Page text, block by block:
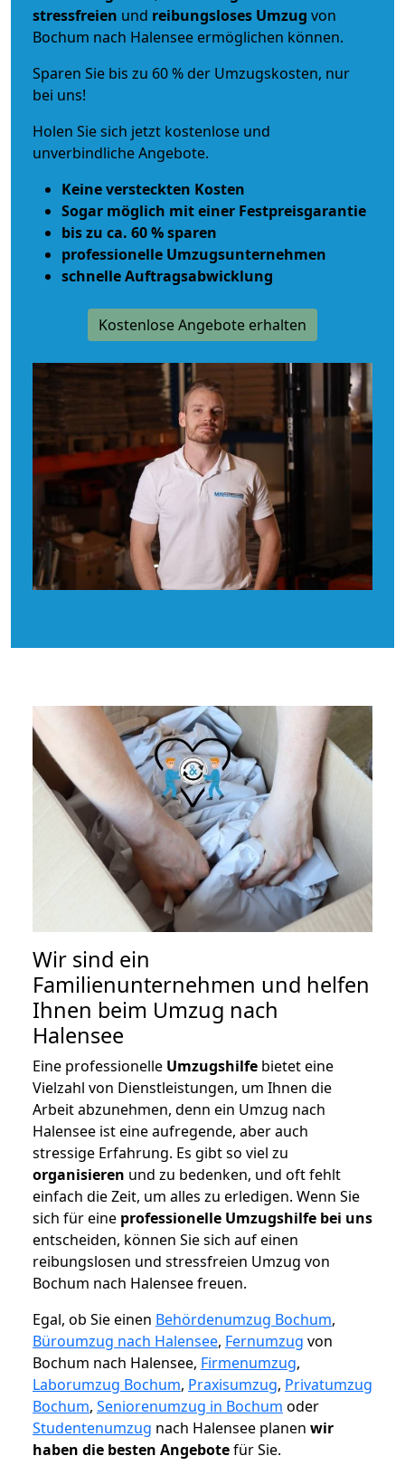
stressfreien und reibungsloses Umzug von
Bochum nach Halensee ermöglichen können.
Sparen Sie bis zu 60 % der Umzugskosten, nur
bei uns!
Holen Sie sich jetzt kostenlose und
unverbindliche Angebote.
Keine versteckten Kosten
Sogar möglich mit einer Festpreisgarantie
bis zu ca. 60 % sparen
professionelle Umzugsunternehmen
schnelle Auftragsabwicklung
Kostenlose Angebote erhalten
Wir sind ein
Familienunternehmen und helfen
Ihnen beim Umzug nach
Halensee
Eine professionelle Umzugshilfe bietet eine
Vielzahl von Dienstleistungen, um Ihnen die
Arbeit abzunehmen, denn ein Umzug nach
Halensee ist eine aufregende, aber auch
stressige Erfahrung. Es gibt so viel zu
organisieren und zu bedenken, und oft fehlt
einfach die Zeit, um alles zu erledigen. Wenn Sie
sich für eine professionelle Umzugshilfe bei uns
entscheiden, können Sie sich auf einen
reibungslosen und stressfreien Umzug von
Bochum nach Halensee freuen.
Egal, ob Sie einen Behördenumzug Bochum,
Büroumzug nach Halensee, Fernumzug von
Bochum nach Halensee, Firmenumzug,
Laborumzug Bochum, Praxisumzug, Privatumzug
Bochum, Seniorenumzug in Bochum oder
Studentenumzug nach Halensee planen wir
haben die besten Angebotefür Sie.